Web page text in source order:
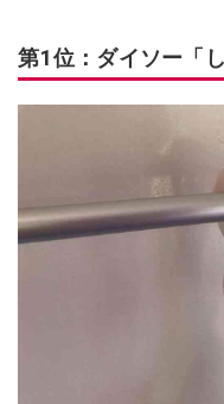
第1位：ダイソー「